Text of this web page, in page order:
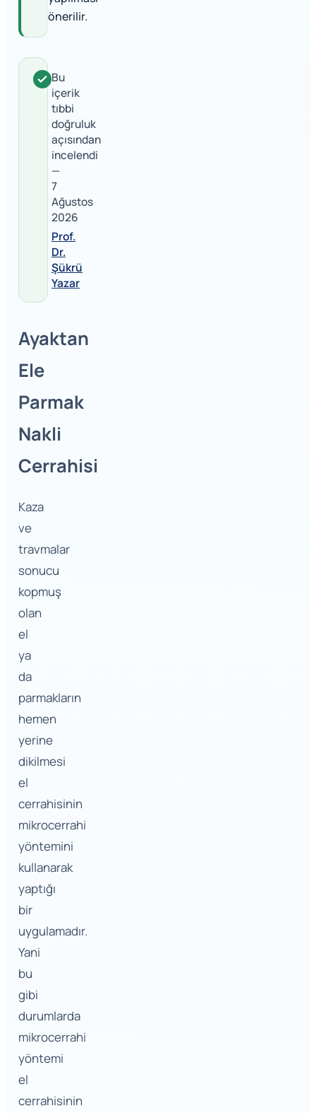
önerilir.
Bu
içerik
tıbbi
doğruluk
açısından
incelendi
—
7
Ağustos
2026
Prof.
Dr.
Şükrü
Yazar
Ayaktan
Ele
Parmak
Nakli
Cerrahisi
Kaza
ve
travmalar
sonucu
kopmuş
olan
el
ya
da
parmakların
hemen
yerine
dikilmesi
el
cerrahisinin
mikrocerrahi
yöntemini
kullanarak
yaptığı
bir
uygulamadır.
Yani
bu
gibi
durumlarda
mikrocerrahi
yöntemi
el
cerrahisinin